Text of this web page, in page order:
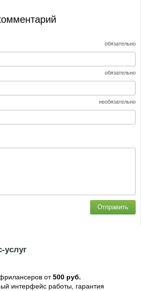
обязательно
обязательно
необязательно
Отправить
услуг
от500 руб.
интерфейс работы, гарантия